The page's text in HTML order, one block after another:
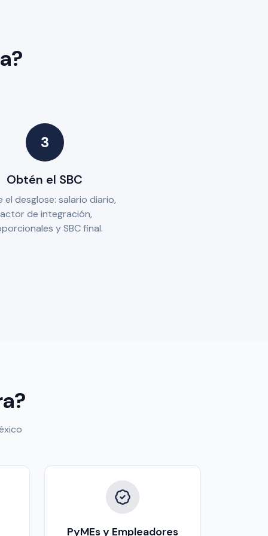
3
Obtén el SBC
el desglose: salario diario,
de integración,
y SBC final.
PyMEs y Empleadores